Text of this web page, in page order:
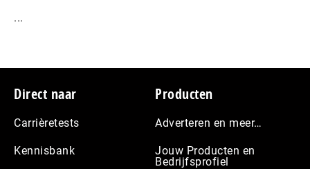
...
Footer
Direct naar
Carrièretests
Kennisbank
Producten
Adverteren en meer…
Jouw Producten en
Bedrijfsprofiel